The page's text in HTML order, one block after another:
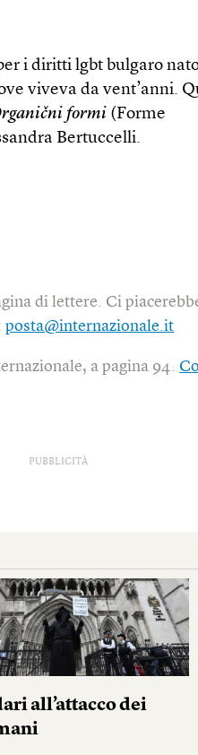
i diritti lgbt bulgaro
viveva da vent’anni.
formi (Forme
Bertuccelli.
di lettere. Ci
posta@internazionale.it
a pagina 94.
PUBBLICITÀ
all’attacco dei